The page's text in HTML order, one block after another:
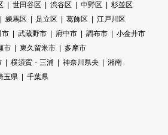
世田谷区 渋谷区 中野区
杉並区
練馬区 足立区 葛飾区
江戸川区
市 武蔵野市 府中市 調布市
小金井市
市 東久留米市
多摩市
横須賀・三浦 神奈川県央
湘南
玉県
千葉県